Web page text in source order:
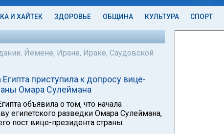
И ХАЙТЕК ЗДОРОВЬЕ ОБЩИНА КУЛЬТУРА СПОРТ
Йемене, Иране, Ираке, Саудовской
Египта приcтупила к допросу вице-
Омара Сулеймана
объявила о том, что начала
египетского разведки Омара Сулеймана,
пост вице-президента страны.